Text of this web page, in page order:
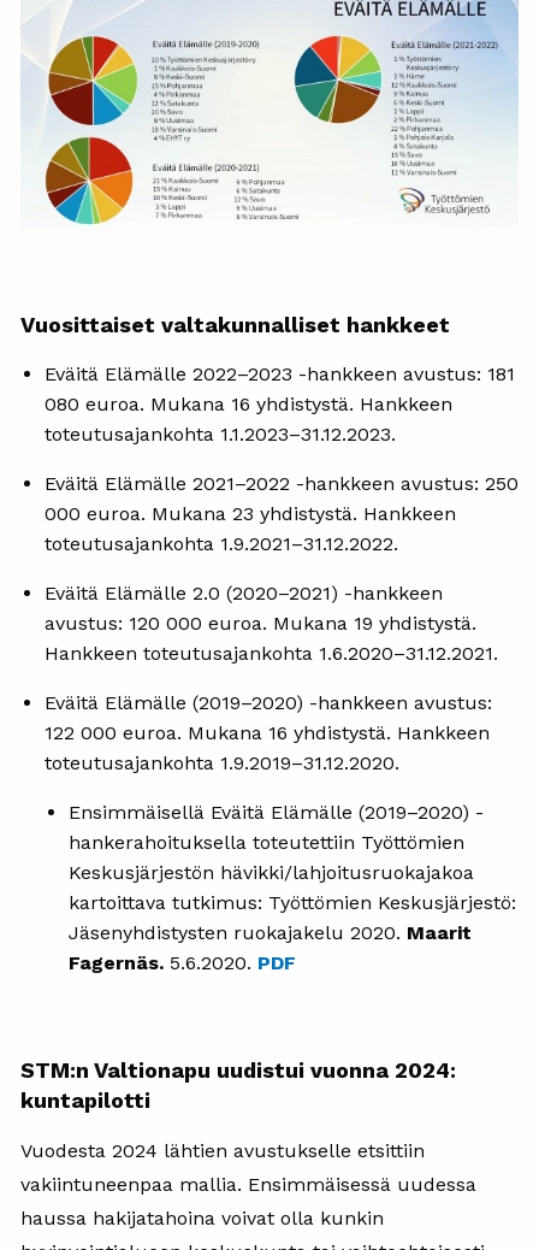
Vuosittaiset valtakunnalliset hankkeet
Eväitä Elämälle 2022–2023 -hankkeen avustus: 181
080 euroa. Mukana 16 yhdistystä. Hankkeen
toteutusajankohta 1.1.2023–31.12.2023.
Eväitä Elämälle 2021–2022 -hankkeen avustus: 250
000 euroa. Mukana 23 yhdistystä. Hankkeen
toteutusajankohta 1.9.2021–31.12.2022.
Eväitä Elämälle 2.0 (2020–2021) -hankkeen
avustus: 120 000 euroa. Mukana 19 yhdistystä.
Hankkeen toteutusajankohta 1.6.2020–31.12.2021.
Eväitä Elämälle (2019–2020) -hankkeen avustus:
122 000 euroa. Mukana 16 yhdistystä. Hankkeen
toteutusajankohta 1.9.2019–31.12.2020.
Ensimmäisellä Eväitä Elämälle (2019–2020) -
hankerahoituksella toteutettiin Työttömien
Keskusjärjestön hävikki/lahjoitusruokajakoa
kartoittava tutkimus: Työttömien Keskusjärjestö:
Jäsenyhdistysten ruokajakelu 2020. Maarit
Fagernäs. 5.6.2020. PDF
STM:n Valtionapu uudistui vuonna 2024:
kuntapilotti
Vuodesta 2024 lähtien avustukselle etsittiin
vakiintuneenpaa mallia. Ensimmäisessä uudessa
haussa hakijatahoina voivat olla kunkin